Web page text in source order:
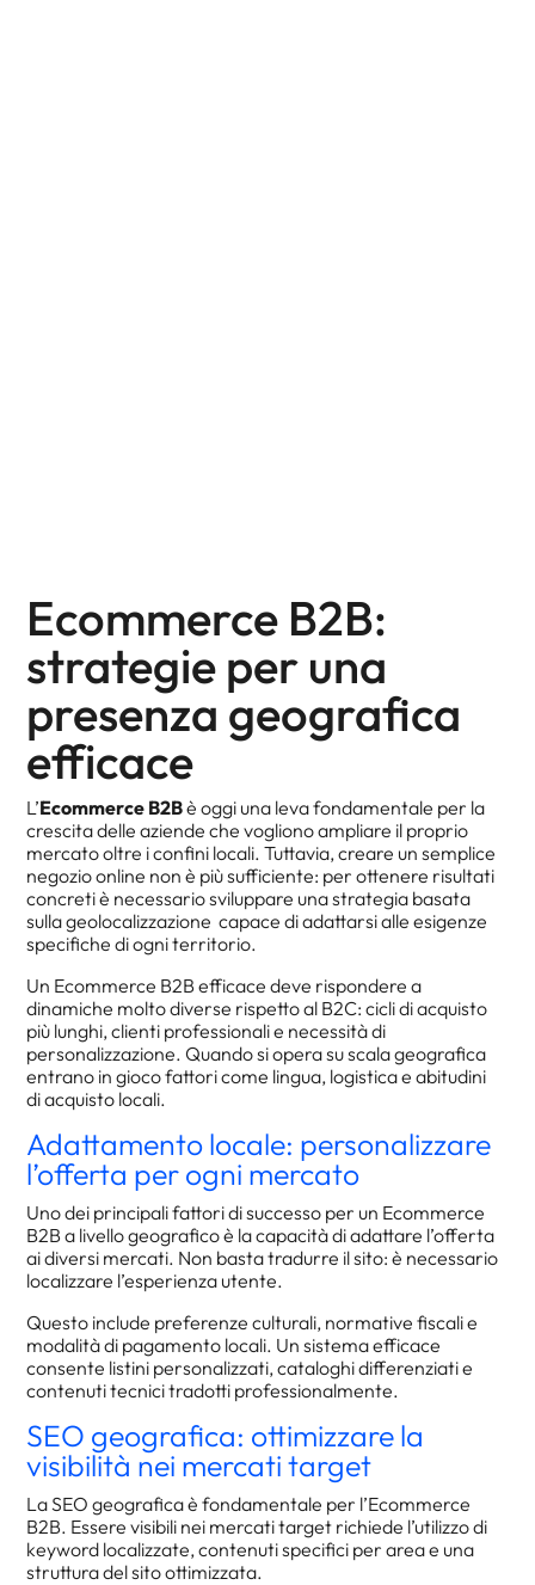
Ecommerce B2B:
strategie per una
presenza geografica
efficace
L’Ecommerce B2Bè oggi una leva fondamentale per la
crescita delle aziende che vogliono ampliare il proprio
mercato oltre i confini locali. Tuttavia, creare un semplice
negozio online non è più sufficiente: per ottenere risultati
concreti è necessario sviluppare una strategia basata
sulla geolocalizzazione capace di adattarsi alle esigenze
specifiche di ogni territorio.
Un Ecommerce B2B efficace deve rispondere a
dinamiche molto diverse rispetto al B2C: cicli di acquisto
più lunghi, clienti professionali e necessità di
personalizzazione. Quando si opera su scala geografica
entrano in gioco fattori come lingua, logistica e abitudini
di acquisto locali.
Adattamento locale: personalizzare
l’offerta per ogni mercato
Uno dei principali fattori di successo per un Ecommerce
B2B a livello geografico è la capacità di adattare l’offerta
ai diversi mercati. Non basta tradurre il sito: è necessario
localizzare l’esperienza utente.
Questo include preferenze culturali, normative fiscali e
modalità di pagamento locali. Un sistema efficace
consente listini personalizzati, cataloghi differenziati e
contenuti tecnici tradotti professionalmente.
SEO geografica: ottimizzare la
visibilità nei mercati target
La SEO geografica è fondamentale per l’Ecommerce
B2B. Essere visibili nei mercati target richiede l’utilizzo di
keyword localizzate, contenuti specifici per area e una
struttura del sito ottimizzata.